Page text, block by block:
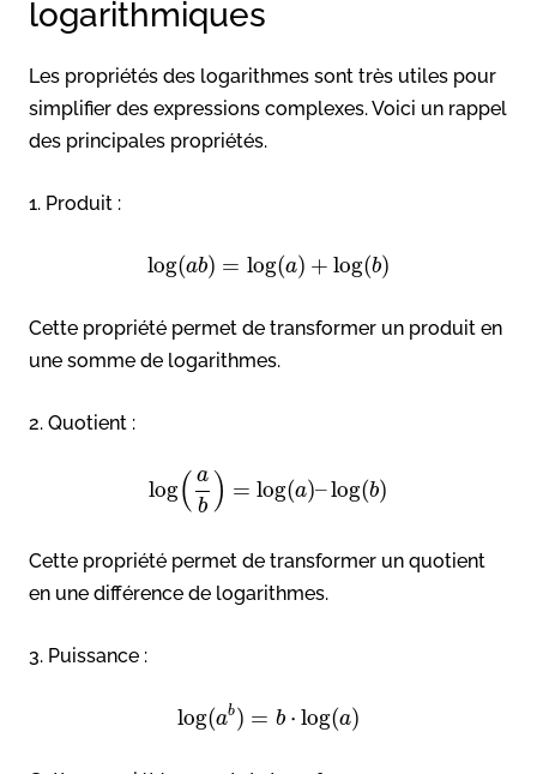
logarithmiques
Les propriétés des logarithmes sont très utiles pour
simplifier des expressions complexes. Voici un rappel
des principales propriétés.
1. Produit :
log(ab) = log(a) + log(b)
Cette propriété permet de transformer un produit en
une somme de logarithmes.
2. Quotient :
log( a
b ) = log(a)–log(b)
Cette propriété permet de transformer un quotient
en une différence de logarithmes.
3. Puissance :
log(ab) = b ⋅ log(a)